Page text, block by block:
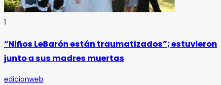
1
“Niños LeBarón están traumatizados”; estuvieron
junto a sus madres muertas
edicionweb